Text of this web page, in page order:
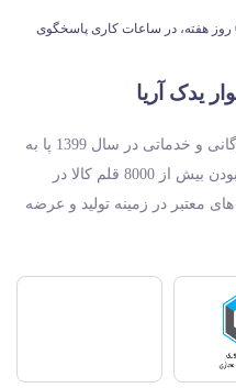
تلفن پشتیبانی91098024 -031 | 09136467206 6 روز هفته، در ساعات کاری پاسخگوی
یدک آریا
مجموعه ای با قسمت های تولیدی ،بازرگانی و خدماتی در سال 1399 پا به
عرصه خدمت گارده و هم اکنون با دارا بودن بیش از 8000 قلم کالا در
معتبر در زمینه تولید و عرضه